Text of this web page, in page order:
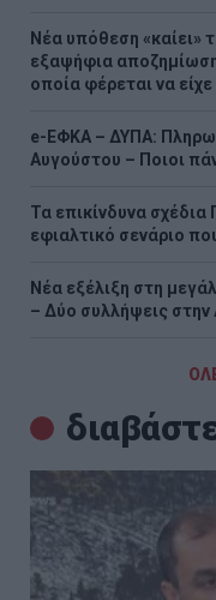
Νέα υπόθεση «καίει»
εξαψήφια αποζημίωση
οποία φέρεται να
e-ΕΦΚΑ – ΔΥΠΑ:
Αυγούστου – Ποιοι
Τα επικίνδυνα
εφιαλτικό σενάριο
Νέα εξέλιξη στη
– Δύο συλλήψεις στην